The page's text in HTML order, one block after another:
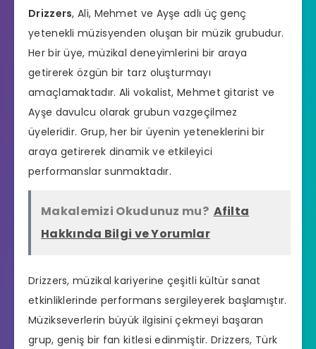
Drizzers, Ali, Mehmet ve Ayşe adlı üç genç
yetenekli müzisyenden oluşan bir müzik grubudur.
Her bir üye, müzikal deneyimlerini bir araya
getirerek özgün bir tarz oluşturmayı
amaçlamaktadır. Ali vokalist, Mehmet gitarist ve
Ayşe davulcu olarak grubun vazgeçilmez
üyeleridir. Grup, her bir üyenin yeteneklerini bir
araya getirerek dinamik ve etkileyici
performanslar sunmaktadır.
Makalemizi Okudunuz mu? Afilta
Hakkında Bilgi ve Yorumlar
Drizzers, müzikal kariyerine çeşitli kültür sanat
etkinliklerinde performans sergileyerek başlamıştır.
Müzikseverlerin büyük ilgisini çekmeyi başaran
grup, geniş bir fan kitlesi edinmiştir. Drizzers, Türk